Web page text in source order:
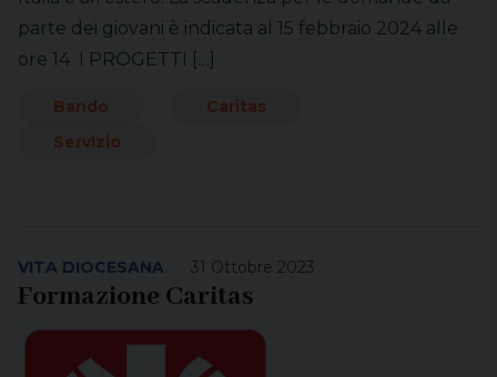
parte dei giovani è indicata al 15 febbraio 2024 alle
ore 14 I PROGETTI […]
Bando
Caritas
Servizio
31 Ottobre 2023
VITA DIOCESANA
Formazione Caritas